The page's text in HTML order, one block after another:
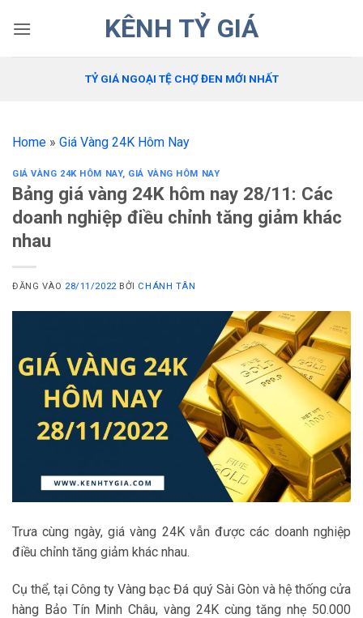
qua
KÊNH TỶ GIÁ
TỶ GIÁ NGOẠI TỆ CHỢ ĐEN MỚI NHẤT
Home » Giá Vàng 24K Hôm Nay
GIÁ VÀNG 24K HÔM NAY, GIÁ VÀNG HÔM NAY
Bảng giá vàng 24K hôm nay 28/11: Các
doanh nghiệp điều chỉnh tăng giảm khác
nhau
ĐĂNG VÀO 28/11/2022 BỞI CHÁNH TÂN
Trưa cùng ngày, giá vàng 24K vẫn được các doanh nghiệp
điều chỉnh tăng giảm khác nhau.
Cụ thể, tại Công ty Vàng bạc Đá quý Sài Gòn và hệ thống cửa
hàng Bảo Tín Minh Châu, vàng 24K cùng tăng nhẹ 50.000